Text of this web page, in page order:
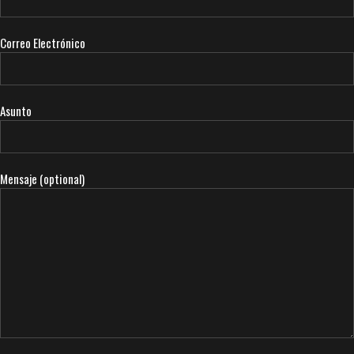
Correo Electrónico
Asunto
Mensaje (optional)